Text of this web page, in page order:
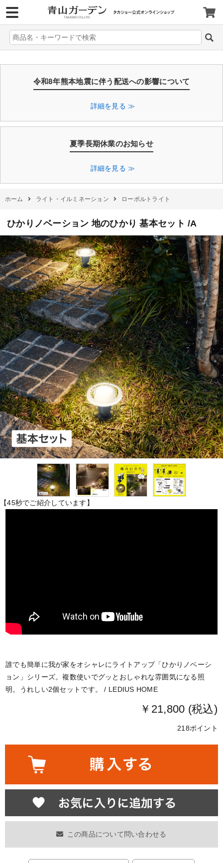
令和8年熊本地震に伴う配送への影響について
詳細を見る ≫
夏季長期休業のお知らせ
詳細を見る ≫
ホーム ライト・イルミネーション ローボルトライト
ひかりノベーション 地のひかり 基本セット /A
【45秒でご紹介しています】
誰でも簡単に我が家をオシャレにライトアップ「ひかりノベーシ
ョン」シリーズ。複数使いでグッとおしゃれな雰囲気になる照
明。うれしい2個セットです。 / LEDIUS HOME
￥21,800 (税込)
218ポイント
この商品について問い合わせる